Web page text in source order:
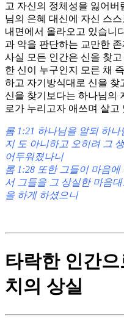
고 자신의 정체성을 잃어
님의 은혜 대신에 자신 스
내면에서 올라오고 있습니
과 악을 판단하는 교만한
사실 모든 인간은 신을 찾
한 신이 누구인지 모른 채
하고 자기방식대로 신을 찾
신을 찾기보다는 하나님의
로가 누리고자 애쓰며 살
롬 1:21 하나님을 알되 하
지 도 아니하고 오히려 그
어두워졌나니
롬 1:28 또한 그들이 마음
서 그들을 그 상실한 마음
을 하게 하셨으니
타락한 인간
치의 상실